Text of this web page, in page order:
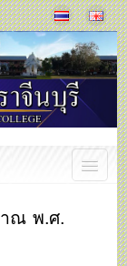
ณ พ.ศ.